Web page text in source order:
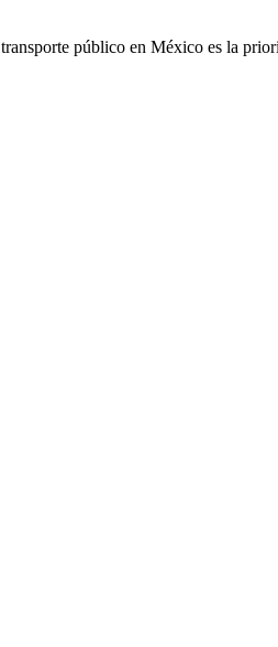
público en México es la